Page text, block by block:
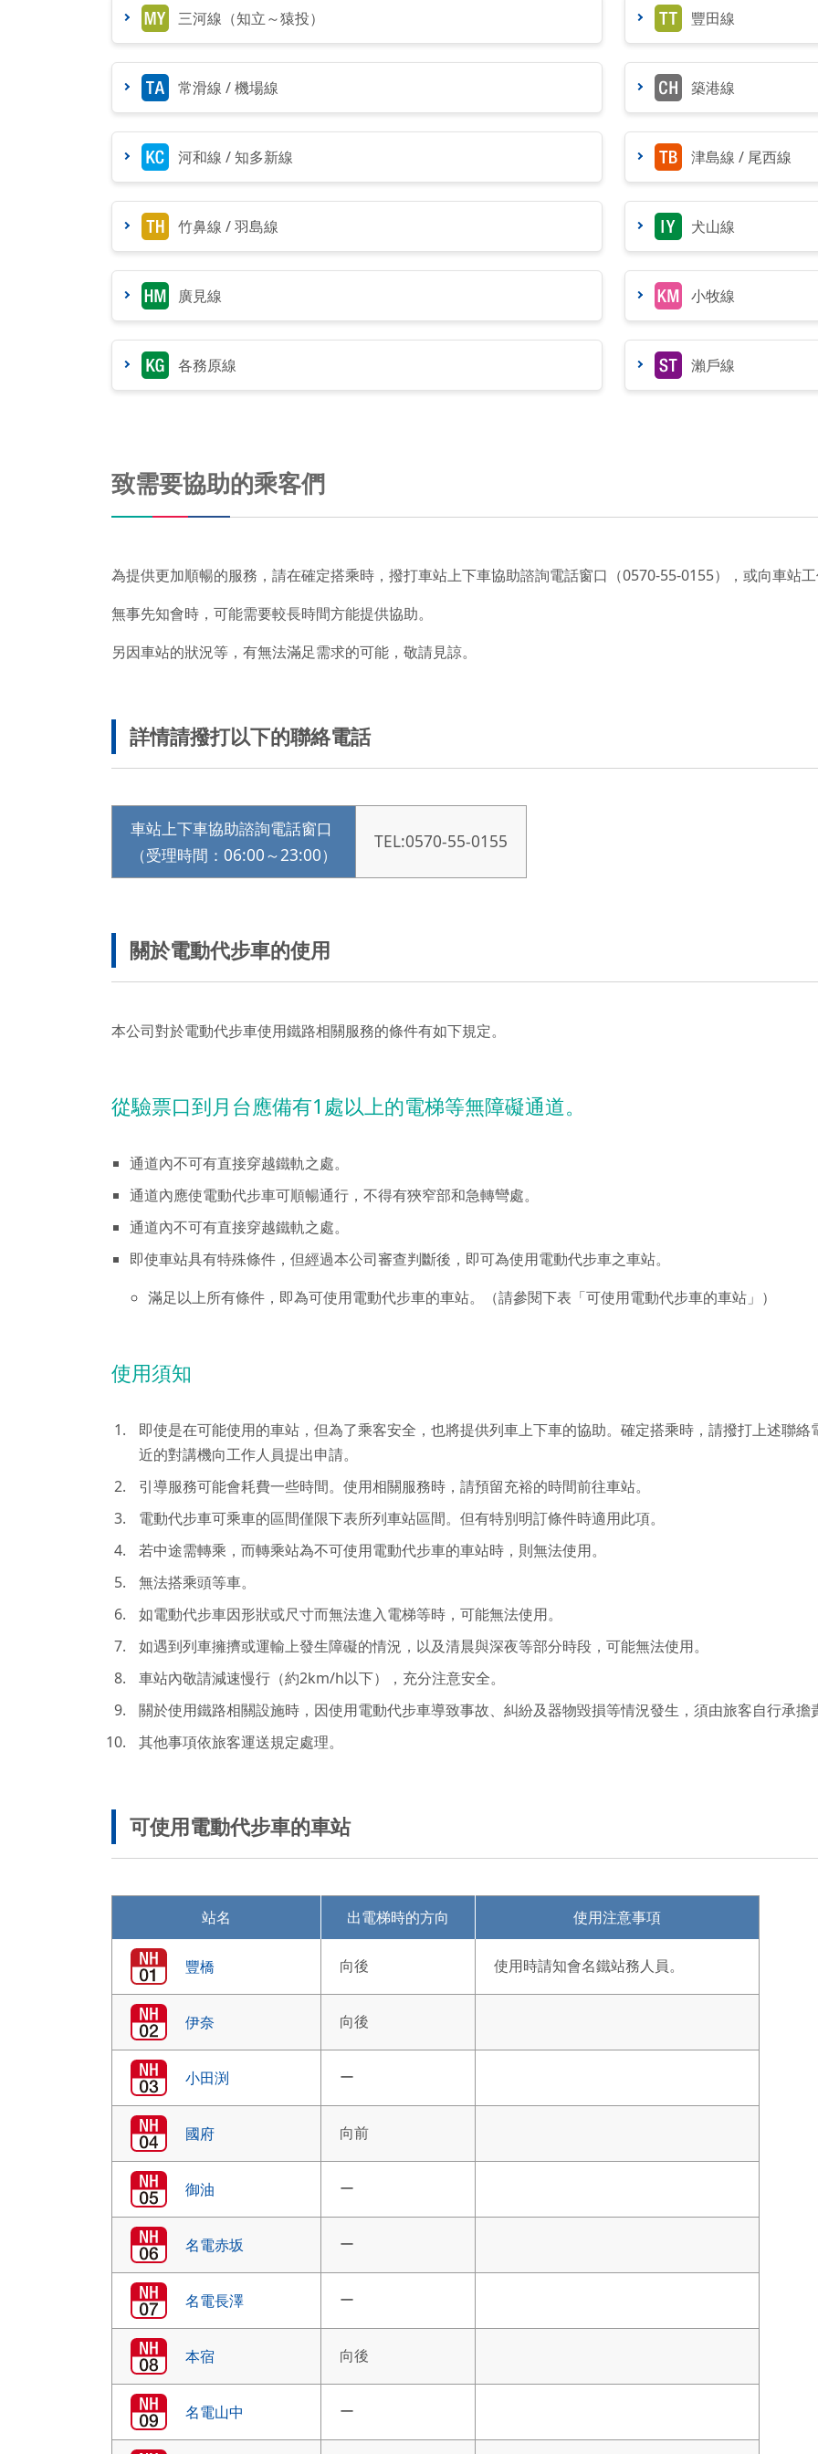
三河線（知立～猿投） 豐田線
常滑線 / 機場線 築港線
河和線 / 知多新線 津島線 / 尾西線
竹鼻線 / 羽島線 犬山線
廣見線 小牧線
各務原線 瀨戶線
致需要協助的乘客們
為提供更加順暢的服務，請在確定搭乘時，撥打車站上下車協助諮詢電話窗口（0570-55-0155），或向車站工
無事先知會時，可能需要較長時間方能提供協助。
另因車站的狀況等，有無法滿足需求的可能，敬請見諒。
詳情請撥打以下的聯絡電話
車站上下車協助諮詢電話窗口
（受理時間：06:00～23:00）
TEL:0570-55-0155
關於電動代步車的使用
本公司對於電動代步車使用鐵路相關服務的條件有如下規定。
從驗票口到月台應備有1處以上的電梯等無障礙通道。
通道內不可有直接穿越鐵軌之處。
通道內應使電動代步車可順暢通行，不得有狹窄部和急轉彎處。
通道內不可有直接穿越鐵軌之處。
即使車站具有特殊條件，但經過本公司審查判斷後，即可為使用電動代步車之車站。
滿足以上所有條件，即為可使用電動代步車的車站。（請參閱下表「可使用電動代步車的車站」）
使用須知
即使是在可能使用的車站，但為了乘客安全，也將提供列車上下車的協助。確定搭乘時，請撥打上述聯
近的對講機向工作人員提出申請。
引導服務可能會耗費一些時間。使用相關服務時，請預留充裕的時間前往車站。
電動代步車可乘車的區間僅限下表所列車站區間。但有特別明訂條件時適用此項。
若中途需轉乘，而轉乘站為不可使用電動代步車的車站時，則無法使用。
無法搭乘頭等車。
如電動代步車因形狀或尺寸而無法進入電梯等時，可能無法使用。
如遇到列車擁擠或運輸上發生障礙的情況，以及清晨與深夜等部分時段，可能無法使用。
車站內敬請減速慢行（約2km/h以下），充分注意安全。
關於使用鐵路相關設施時，因使用電動代步車導致事故、糾紛及器物毀損等情況發生，須由旅客自行承擔
其他事項依旅客運送規定處理。
可使用電動代步車的車站
站名 出電梯時的方向 使用注意事項
豐橋 向後 使用時請知會名鐵站務人員。
伊奈 向後
小田渕 ー
國府 向前
御油 ー
名電赤坂 ー
名電長澤 ー
本宿 向後
名電山中 ー